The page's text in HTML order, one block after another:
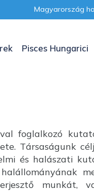
Magyarország
Pisces Hungarici
foglalkozó
Társaságunk
és halászati
munkát,